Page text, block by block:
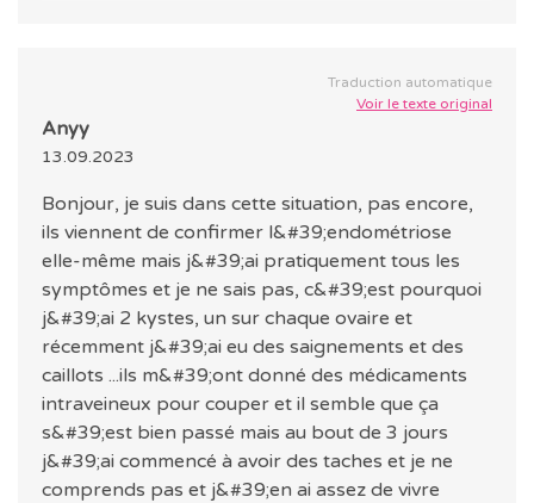
Traduction automatique
Voir le texte original
Anyy
13.09.2023
Bonjour, je suis dans cette situation, pas encore,
ils viennent de confirmer l&#39;endométriose
elle-même mais j&#39;ai pratiquement tous les
symptômes et je ne sais pas, c&#39;est pourquoi
j&#39;ai 2 kystes, un sur chaque ovaire et
récemment j&#39;ai eu des saignements et des
caillots ...ils m&#39;ont donné des médicaments
intraveineux pour couper et il semble que ça
s&#39;est bien passé mais au bout de 3 jours
j&#39;ai commencé à avoir des taches et je ne
comprends pas et j&#39;en ai assez de vivre